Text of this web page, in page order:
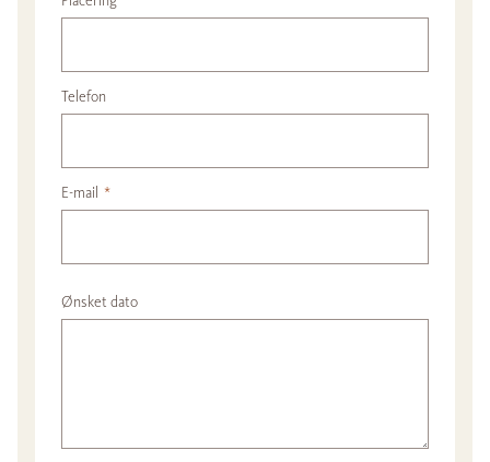
Telefon
E-mail *
Ønsket dato